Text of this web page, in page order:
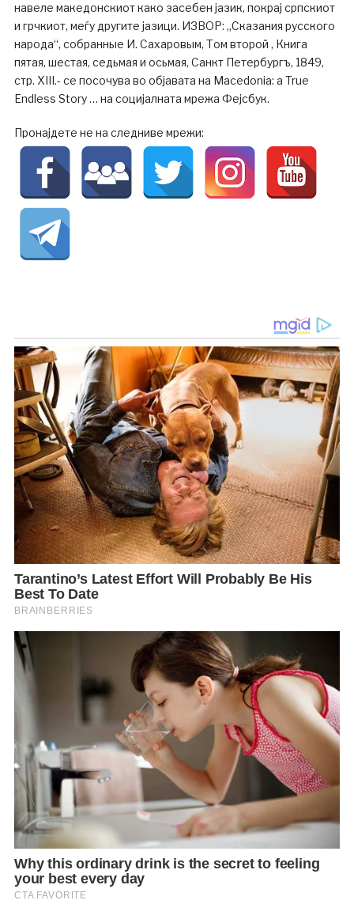
навеле македонскиот како засебен јазик, покрај српскиот
и грчкиот, меѓу другите јазици. ИЗВОР: „Сказания русского
народа“, собранные И. Сахаровым, Том второй , Книга
пятая, шестая, седьмая и осьмая, Санкт Петербургъ, 1849,
стр. XIII.- се посочува во објавата на Macedonia: a True
Endless Story … на социјалната мрежа Фејсбук.
Пронајдете не на следниве мрежи: